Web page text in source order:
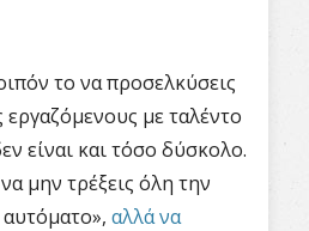
το να προσελκύσεις
εργαζόμενους με ταλέντο
είναι και τόσο δύσκολο.
μην τρέξεις όλη την
αλλά να